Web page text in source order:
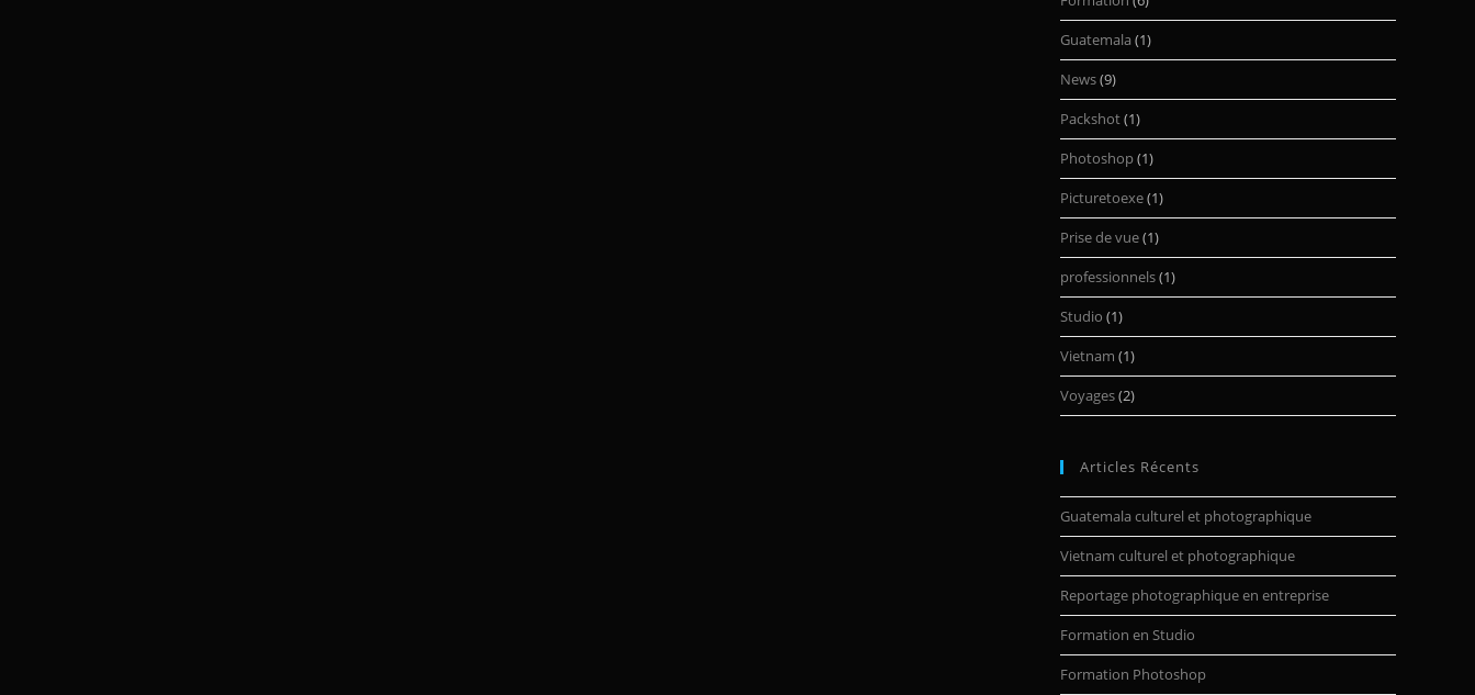
Guatemala (1)
News(9)
Packshot(1)
Photoshop(1)
Picturetoexe(1)
Prise de vue(1)
professionnels(1)
Studio (1)
Vietnam (1)
Voyages(2)
Articles Récents
Guatemala culturel et photographique
Vietnam culturel et photographique
Reportage photographique en entreprise
Formation en Studio
Formation Photoshop